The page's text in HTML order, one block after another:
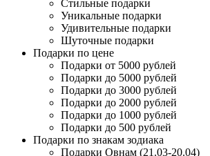
Стильные подарки
Уникальные подарки
Удивительные подарки
Шуточные подарки
Подарки по цене
Подарки от 5000 рублей
Подарки до 5000 рублей
Подарки до 3000 рублей
Подарки до 2000 рублей
Подарки до 1000 рублей
Подарки до 500 рублей
Подарки по знакам зодиака
Подарки Овнам (21.03-20.04)